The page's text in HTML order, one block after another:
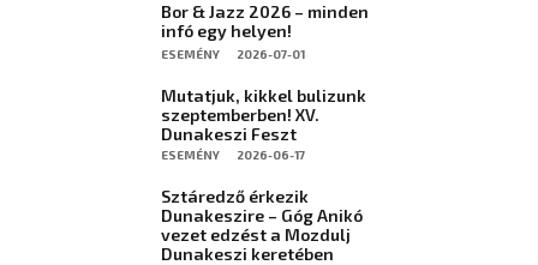
Bor & Jazz 2026 – minden
infó egy helyen!
ESEMÉNY 2026-07-01
Mutatjuk, kikkel bulizunk
szeptemberben! XV.
Dunakeszi Feszt
ESEMÉNY 2026-06-17
Sztáredző érkezik
Dunakeszire – Góg Anikó
vezet edzést a Mozdulj
Dunakeszi keretében